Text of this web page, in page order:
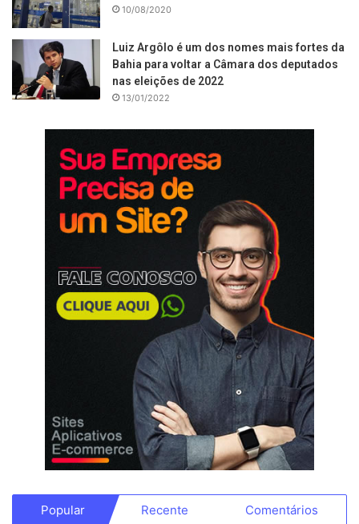
10/08/2020
Luiz Argôlo é um dos nomes mais fortes da
Bahia para voltar a Câmara dos deputados
nas eleições de 2022
13/01/2022
Popular Recente Comentários